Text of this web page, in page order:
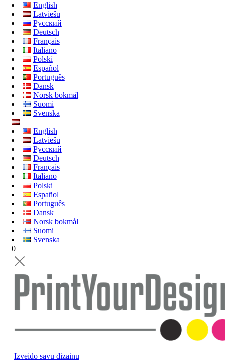
English
Latviešu
Русский
Deutsch
Français
Italiano
Polski
Español
Português
Dansk
Norsk bokmål
Suomi
Svenska
English
Latviešu
Русский
Deutsch
Français
Italiano
Polski
Español
Português
Dansk
Norsk bokmål
Suomi
Svenska
0
Izveido savu dizainu